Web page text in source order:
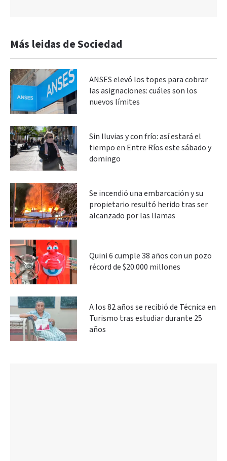
Más leidas de Sociedad
ANSES elevó los topes para cobrar
las asignaciones: cuáles son los
nuevos límites
Sin lluvias y con frío: así estará el
tiempo en Entre Ríos este sábado y
domingo
Se incendió una embarcación y su
propietario resultó herido tras ser
alcanzado por las llamas
Quini 6 cumple 38 años con un pozo
récord de $20.000 millones
A los 82 años se recibió de Técnica en
Turismo tras estudiar durante 25
años